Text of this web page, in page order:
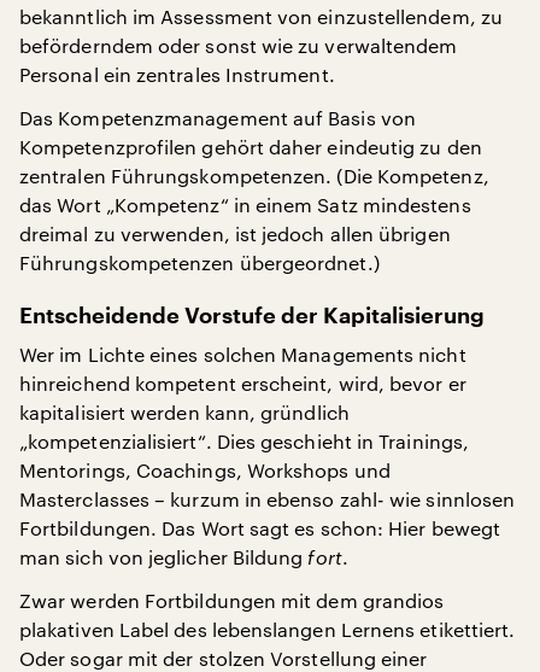
bekanntlich im Assessment von einzustellendem, zu
beförderndem oder sonst wie zu verwaltendem
Personal ein zentrales Instrument.
Das Kompetenzmanagement auf Basis von
Kompetenzprofilen gehört daher eindeutig zu den
zentralen Führungskompetenzen. (Die Kompetenz,
das Wort „Kompetenz“ in einem Satz mindestens
dreimal zu verwenden, ist jedoch allen übrigen
Führungskompetenzen übergeordnet.)
Entscheidende Vorstufe der Kapitalisierung
Wer im Lichte eines solchen Managements nicht
hinreichend kompetent erscheint, wird, bevor er
kapitalisiert werden kann, gründlich
„kompetenzialisiert“. Dies geschieht in Trainings,
Mentorings, Coachings, Workshops und
Masterclasses – kurzum in ebenso zahl- wie sinnlosen
Fortbildungen. Das Wort sagt es schon: Hier bewegt
man sich von jeglicher Bildung fort.
Zwar werden Fortbildungen mit dem grandios
plakativen Label des lebenslangen Lernens etikettiert.
Oder sogar mit der stolzen Vorstellung einer